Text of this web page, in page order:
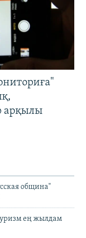
арқылы
община"
ең жылдам